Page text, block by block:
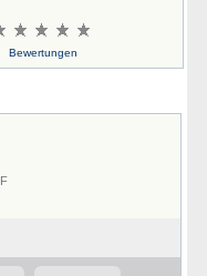
Bewertungen